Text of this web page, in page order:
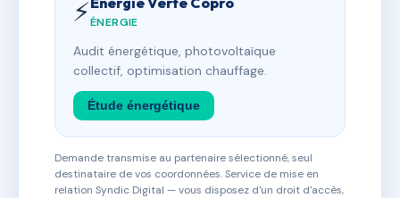
⚡ÉNERGIE
Audit énergétique, photovoltaïque
collectif, optimisation chauffage.
Étude énergétique
Demande transmise au partenaire sélectionné, seul
destinataire de vos coordonnées. Service de mise en
relation Syndic Digital — vous disposez d'un droit d'accès,